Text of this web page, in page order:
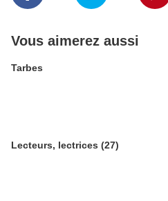
Vous aimerez aussi
Tarbes
Lecteurs, lectrices (27)